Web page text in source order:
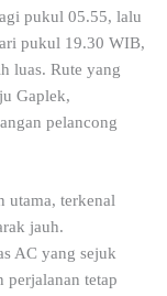
pukul 05.55, lalu
pukul 19.30 WIB,
luas. Rute yang
Gaplek,
pelancong
utama, terkenal
jauh.
AC yang sejuk
tetap